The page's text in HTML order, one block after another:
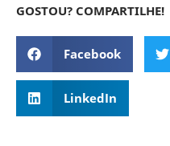
GOSTOU? COMPARTILHE!
Facebook
LinkedIn